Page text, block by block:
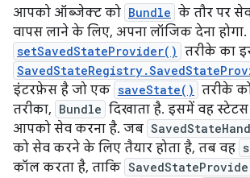
आपको ऑब्जेक्ट को Bundle के तौर पर
वापस लाने के लिए, अपना लॉजिक देना
setSavedStateProvider() तरीके का
इंटरफ़ेस है जो एक saveState() तरीके
तरीका, Bundle दिखाता है. इसमें वह स्टेटस
आपको सेव करना है. जब
को सेव करने के लिए तैयार होता है, तब वह
कॉल करता है, ताकि